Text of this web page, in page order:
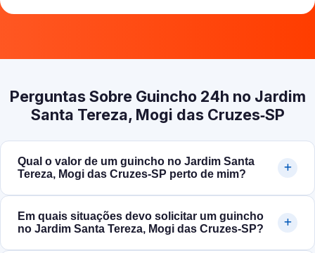
Perguntas Sobre Guincho 24h no Jardim
Santa Tereza, Mogi das Cruzes‑SP
Qual o valor de um guincho no Jardim Santa
Tereza, Mogi das Cruzes‑SP perto de mim?
Em quais situações devo solicitar um guincho
no Jardim Santa Tereza, Mogi das Cruzes‑SP?